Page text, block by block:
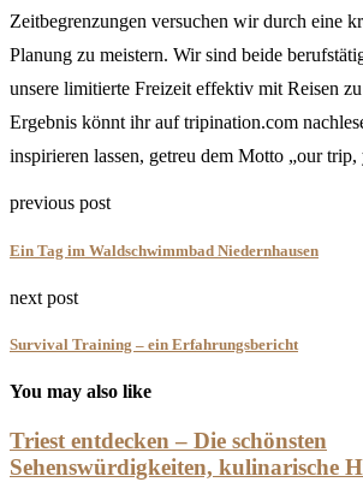
Zeitbegrenzungen versuchen wir durch eine
Planung zu meistern. Wir sind beide
unsere limitierte Freizeit effektiv mit Reisen
Ergebnis könnt ihr auf tripination.com
inspirieren lassen, getreu dem Motto „our trip,
previous post
Ein Tag im Waldschwimmbad Niedernhausen
next post
Survival Training – ein Erfahrungsbericht
You may also like
Triest entdecken – Die schönsten
Sehenswürdigkeiten, kulinarische